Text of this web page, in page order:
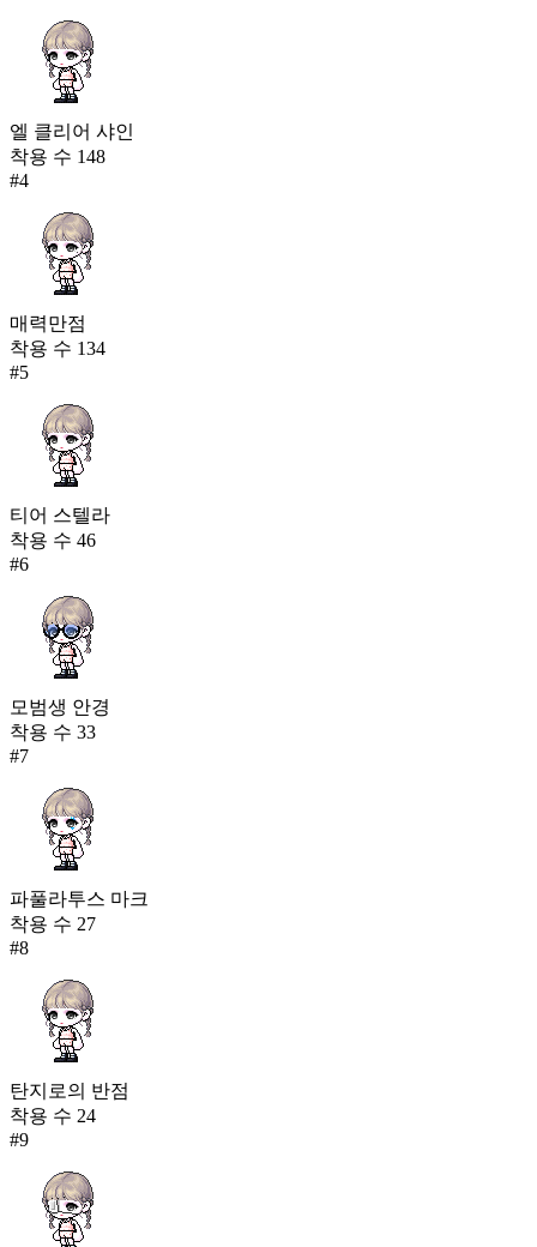
엘 클리어 샤인
착용 수 148
#4
매력만점
착용 수 134
#5
티어 스텔라
착용 수 46
#6
모범생 안경
착용 수 33
#7
파풀라투스 마크
착용 수 27
#8
탄지로의 반점
착용 수 24
#9